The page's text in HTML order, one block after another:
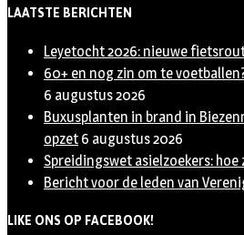
LAATSTE BERICHTEN
Leyetocht 2026: nieuwe
60+ en nog zin om te
6 augustus 2026
Buxusplanten in brand in
opzet 6 augustus 2026
Spreidingswet asielzoekers: hoe
Bericht voor de leden van
LIKE ONS OP FACEBOOK!